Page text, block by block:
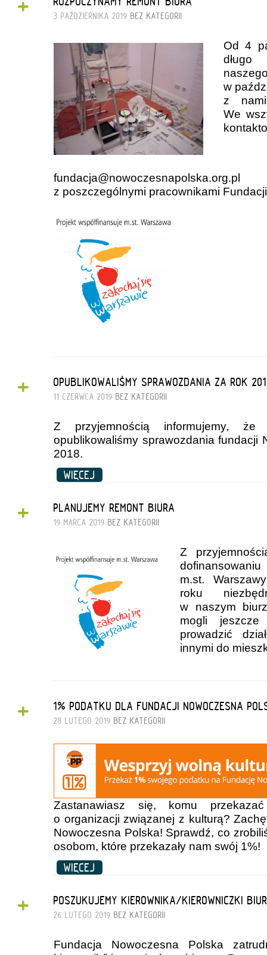
+ 3 PAŹDZIERNIKA 2019 BEZ KATEGORII
Od 4
w
z
We
z poszczególnymi pracownikami
+ OPUBLIKOWALIŚMY SPRAWOZDANIA ZA ROK
11 CZERWCA 2019 BEZ KATEGORII
Z przyjemnością informujemy,
opublikowaliśmy sprawozdania fundacji
2018.
WIĘCEJ
+ PLANUJEMY REMONT BIURA
19 MARCA 2019 BEZ KATEGORII
Z
m.st.
roku
w naszym
mogli
prowadzić
innymi do
+ 1% PODATKU DLA FUNDACJI NOWOCZESNA
28 LUTEGO 2019 BEZ KATEGORII
Zastanawiasz się, komu
o organizacji związanej z kulturą?
Nowoczesna Polska! Sprawdź, co
osobom, które przekazały nam swój 1%!
WIĘCEJ
+ POSZUKUJEMY KIEROWNIKA/KIEROWNICZKI
26 LUTEGO 2019 BEZ KATEGORII
Fundacja Nowoczesna Polska